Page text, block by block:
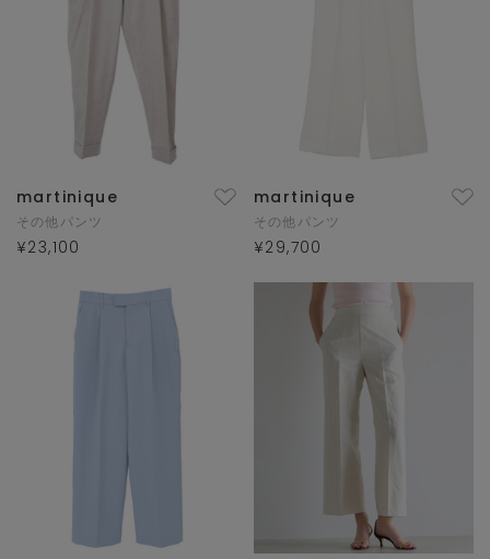
martinique
その他パンツ
¥23,100
martinique
その他パンツ
¥29,700